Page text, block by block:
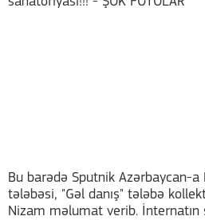
Bu barədə Sputnik Azərbaycan-
tələbəsi, "Gəl danış" tələbə
Nizam məlumat verib. İnternatın